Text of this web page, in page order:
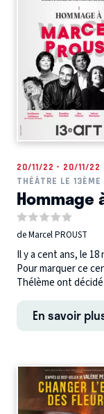
20/11/22 - 20/11/22
THÉÂTRE LE 13ÈME
Hommage
de Marcel PROUST
Il y a cent ans, le
Pour marquer ce
Thélème ont
En savoir